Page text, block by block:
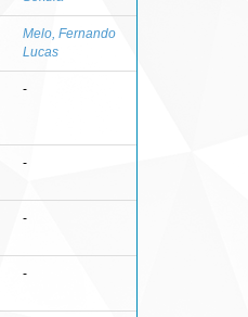
Melo, Fernando
Lucas
-
-
-
-